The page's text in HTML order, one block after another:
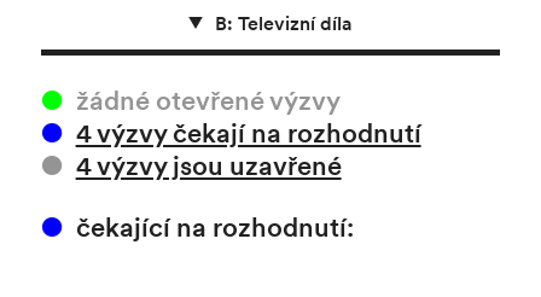
B: Televizní díla
žádné otevřené výzvy
4 výzvy čekají na rozhodnutí
4 výzvy jsou uzavřené
čekající na rozhodnutí: